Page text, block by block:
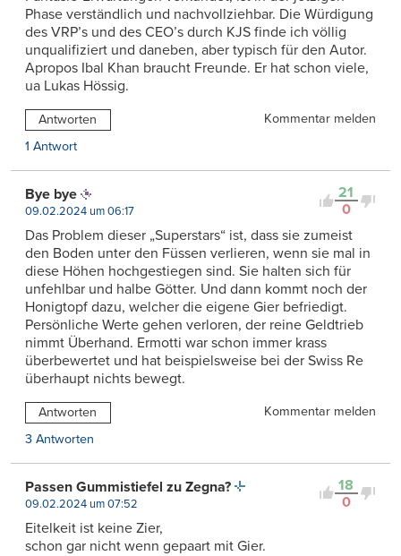
Phase verständlich und nachvollziehbar. Die Würdigung
des VRP’s und des CEO’s durch KJS finde ich völlig
unqualifiziert und daneben, aber typisch für den Autor.
Apropos Ibal Khan braucht Freunde. Er hat schon viele,
ua Lukas Hössig.
Antworten
Kommentar melden
1 Antwort
21
0
Bye bye
09.02.2024 um 06:17
Das Problem dieser „Superstars“ ist, dass sie zumeist
den Boden unter den Füssen verlieren, wenn sie mal in
diese Höhen hochgestiegen sind. Sie halten sich für
unfehlbar und halbe Götter. Und dann kommt noch der
Honigtopf dazu, welcher die eigene Gier befriedigt.
Persönliche Werte gehen verloren, der reine Geldtrieb
nimmt Überhand. Ermotti war schon immer krass
überbewertet und hat beispielsweise bei der Swiss Re
überhaupt nichts bewegt.
Antworten
Kommentar melden
3 Antworten
18
0
Passen Gummistiefel zu Zegna?
09.02.2024 um 07:52
Eitelkeit ist keine Zier,
schon gar nicht wenn gepaart mit Gier.